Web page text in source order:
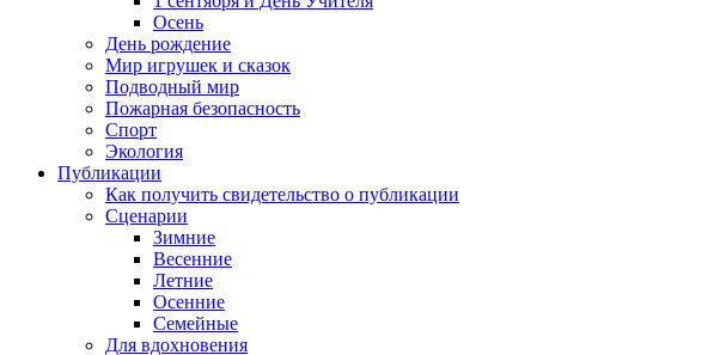
Осень
День рождение
Мир игрушек и сказок
Подводный мир
Пожарная безопасность
Спорт
Экология
Публикации
Как получить свидетельство о публикации
Сценарии
Зимние
Весенние
Летние
Осенние
Семейные
Для вдохновения